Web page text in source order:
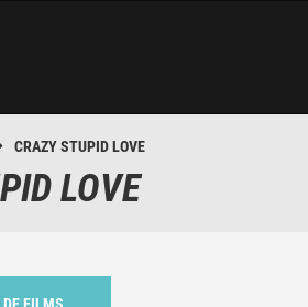
CRAZY STUPID LOVE
LOVE
FILMS